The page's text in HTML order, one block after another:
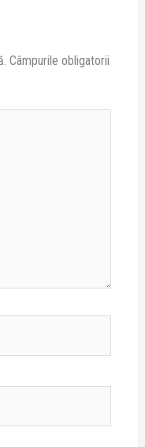
Câmpurile obligatorii